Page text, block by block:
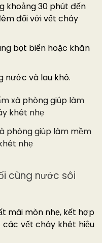
khoảng 30 phút đến
đối với vết cháy
bọt biển hoặc khăn
nước và lau khô.
phòng giúp làm mềm
nhẹ
cùng nước sôi
mài mòn nhẹ, kết hợp
vết cháy khét hiệu